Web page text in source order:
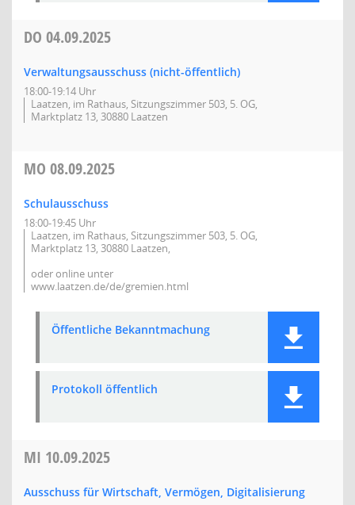
DO 04.09.2025
Verwaltungsausschuss (nicht-öffentlich)
18:00-19:14 Uhr
Laatzen, im Rathaus, Sitzungszimmer 503, 5. OG,
Marktplatz 13, 30880 Laatzen
MO 08.09.2025
Schulausschuss
18:00-19:45 Uhr
Laatzen, im Rathaus, Sitzungszimmer 503, 5. OG,
Marktplatz 13, 30880 Laatzen,
oder online unter
www.laatzen.de/de/gremien.html
Öffentliche Bekanntmachung
Protokoll öffentlich
MI 10.09.2025
Ausschuss für Wirtschaft, Vermögen, Digitalisierung